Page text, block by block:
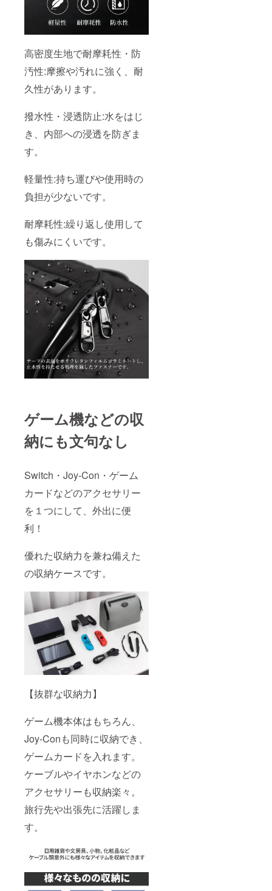
高密度生地で耐摩耗性・防
汚性:摩擦や汚れに強く、耐
久性があります。
撥水性・浸透防止:水をはじ
き、内部への浸透を防ぎま
す。
軽量性:持ち運びや使用時の
負担が少ないです。
耐摩耗性:繰り返し使用して
も傷みにくいです。
ゲーム機などの収
納にも文句なし
Switch・Joy-Con・ゲーム
カードなどのアクセサリー
を１つにして、外出に便
利！
優れた収納力を兼ね備えた
の収納ケースです。
【抜群な収納力】
ゲーム機本体はもちろん、
Joy-Conも同時に収納でき、
ゲームカードを入れます。
ケーブルやイヤホンなどの
アクセサリーも収納楽々。
旅行先や出張先に活躍しま
す。